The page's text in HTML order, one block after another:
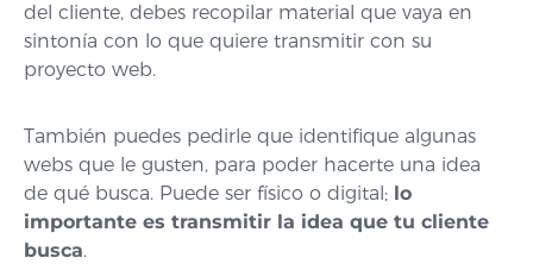
del cliente, debes recopilar material que vaya en
sintonía con lo que quiere transmitir con su
proyecto web.
También puedes pedirle que identifique algunas
webs que le gusten, para poder hacerte una idea
de qué busca. Puede ser físico o digital; lo
importante es transmitir la idea que tu cliente
busca.